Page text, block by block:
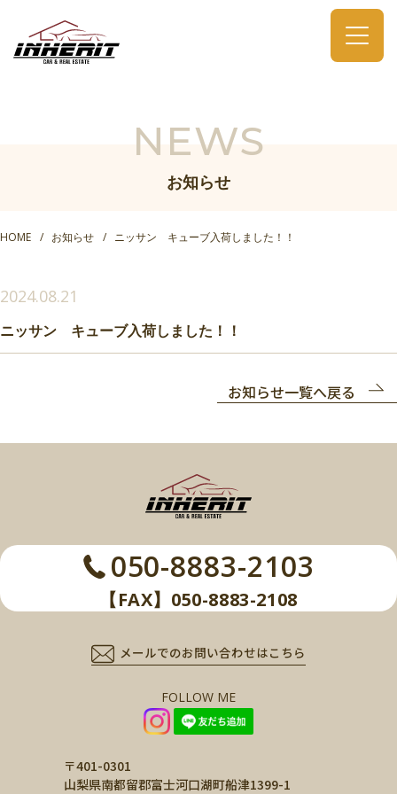
NEWS
お知らせ
HOME お知らせ ニッサン キューブ入荷しました！！
2024.08.21
ニッサン キューブ入荷しました！！
お知らせ一覧へ戻る
050-8883-2103
【FAX】050-8883-2108
メールでのお問い合わせはこちら
FOLLOW ME
〒401-0301
山梨県南都留郡富士河口湖町船津1399-1